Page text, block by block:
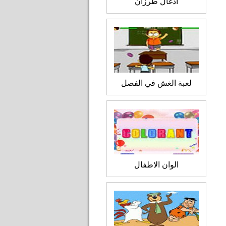
لعبة الغش في الفصل
الوان الاطفال